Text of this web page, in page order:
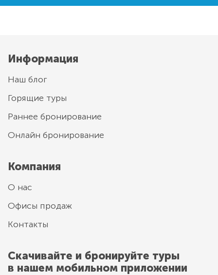
Информация
Наш блог
Горящие туры
Раннее бронирование
Онлайн бронирование
Компания
О нас
Офисы продаж
Контакты
Скачивайте и бронируйте туры
в нашем мобильном приложении